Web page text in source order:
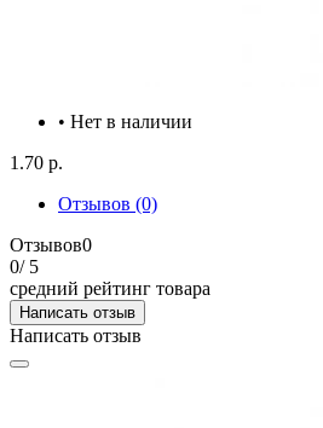
• Нет в наличии
1.70 р.
Отзывов (0)
Отзывов0
0/ 5
средний рейтинг товара
Написать отзыв
Написать отзыв